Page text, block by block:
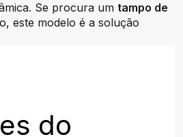
Se procura um tampo de
este modelo é a solução
do